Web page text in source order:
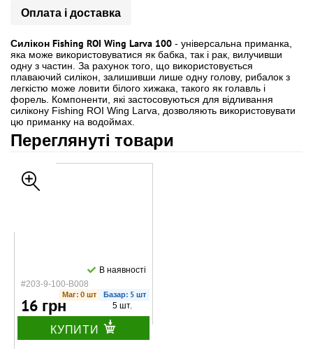
Оплата і доставка
Силікон Fishing ROI Wing Larva 100 - універсальна приманка,
яка може використовуватися як бабка, так і рак, вилучивши
одну з частин. За рахунок того, що використовується
плаваючий силікон, залишивши лише одну голову, рибалок з
легкістю може ловити білого хижака, такого як голавль і
форель. Компоненти, які застосовуються для відливання
силікону Fishing ROI Wing Larva, дозволяють використовувати
цю приманку на водоймах.
Переглянуті товари
#203-9-100-B008
В наявності
Маг: 0 шт Базар: 5 шт
16 грн 5 шт.
КУПИТИ